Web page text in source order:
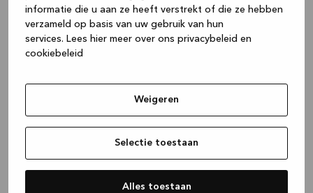
informatie die u aan ze heeft verstrekt of die ze hebben
verzameld op basis van uw gebruik van hun
services. Lees hier meer over ons privacybeleid en
cookiebeleid
Weigeren
Selectie toestaan
Alles toestaan
(see the browser console for more
information).